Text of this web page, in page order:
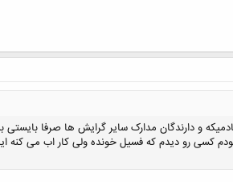
و دارندگان مدارک سایر گرایش ها صرفا بایستی
رو دیدم که فسیل خونده ولی کار اب می کنه